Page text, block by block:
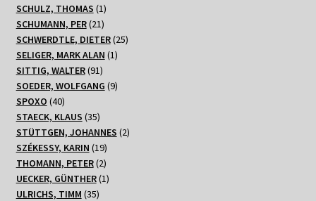
Produkte
SCHULZ, THOMAS 11
Produkt
SCHUMANN, PER 2121
Produkte
SCHWERDTLE, DIETER 2525
SELIGER, MARK ALAN 11
SITTIG, WALTER 9191
Produkte
SOEDER, WOLFGANG 99
SPOXO 4040
Produkte
STAECK, KLAUS 3535
Produkte
STÜTTGEN, JOHANNES 22
SZÉKESSY, KARIN 1919
Produkte
THOMANN, PETER 22
Produkte
UECKER, GÜNTHER 11
ULRICHS, TIMM 3535